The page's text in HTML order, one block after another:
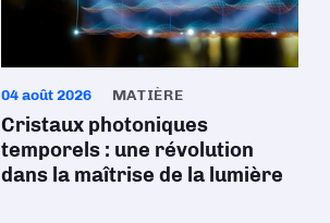
04 août 2026 MATIÈRE
Cristaux photoniques
temporels : une révolution
dans la maîtrise de la lumière